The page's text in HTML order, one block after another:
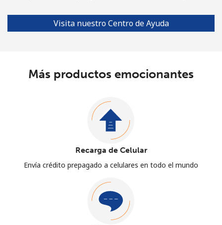
Visita nuestro Centro de Ayuda
Más productos emocionantes
Recarga de Celular
Envía crédito prepagado a celulares en todo el mundo